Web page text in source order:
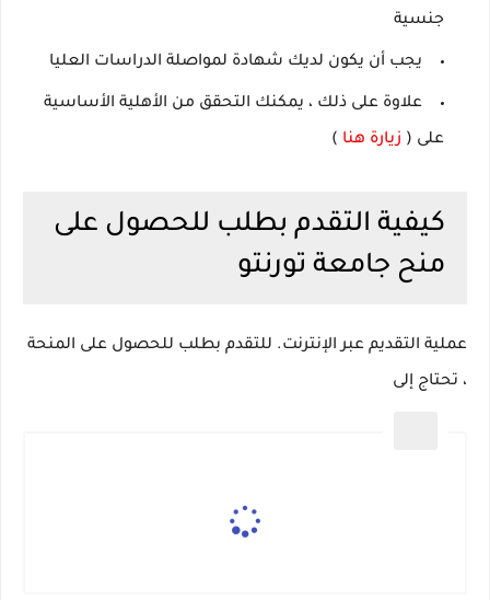
جنسية
يجب أن يكون لديك شهادة لمواصلة الدراسات العليا
علاوة على ذلك ، يمكنك التحقق من الأهلية الأساسية
على ( زيارة هنا )
كيفية التقدم بطلب للحصول على
منح جامعة تورنتو
عملية التقديم عبر الإنترنت. للتقدم بطلب للحصول على المنحة
، تحتاج إلى